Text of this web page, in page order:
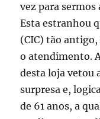
vez para
Esta estranhou
(CIC) tão
o atendimento.
desta loja vetou
surpresa e,
de 61 anos, a